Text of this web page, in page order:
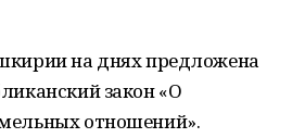
на днях предложена
закон «О
отношений».